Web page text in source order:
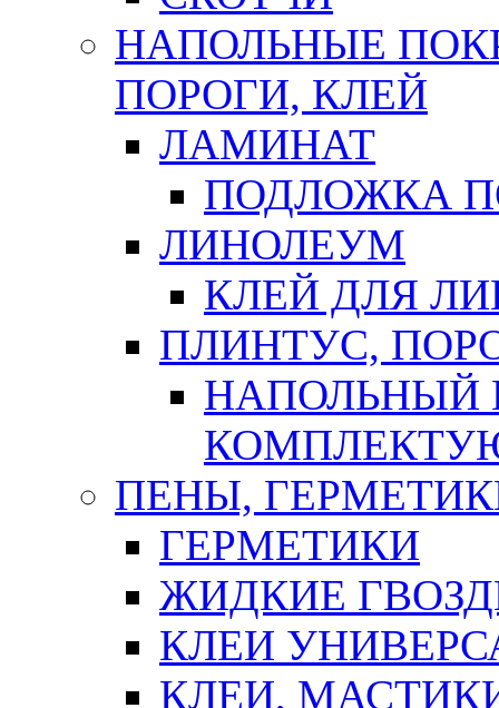
НАПОЛЬНЫЕ
ПОРОГИ, КЛЕЙ
ЛАМИНАТ
ПОДЛОЖКА
ЛИНОЛЕУМ
КЛЕЙ ДЛЯ
ПЛИНТУС,
НАПОЛЬНЫЙ
ПЕНЫ,
ГЕРМЕТИКИ
ЖИДКИЕ
КЛЕИ
КЛЕИ,